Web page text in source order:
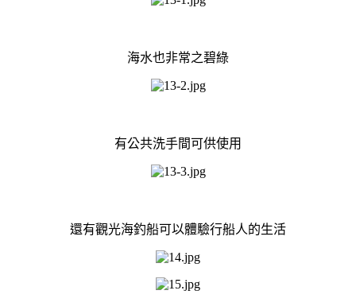
海水也非常之碧綠
有公共洗手間可供使用
還有觀光海釣船可以體驗行船人的生活